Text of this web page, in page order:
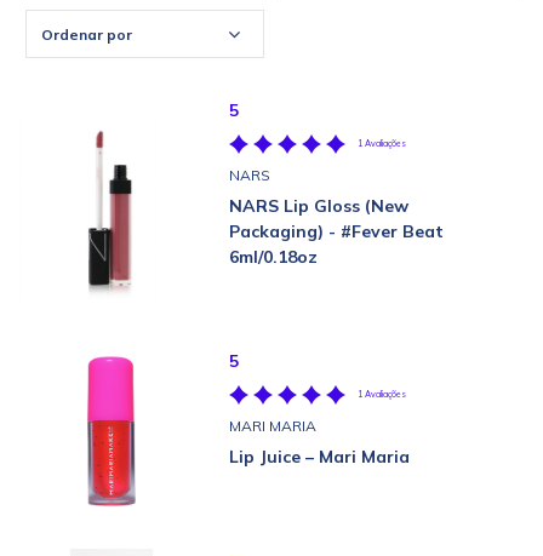
Ordenar por
5
1 Avaliações
NARS
NARS Lip Gloss (New
Packaging) - #Fever Beat
6ml/0.18oz
5
1 Avaliações
MARI MARIA
Lip Juice – Mari Maria